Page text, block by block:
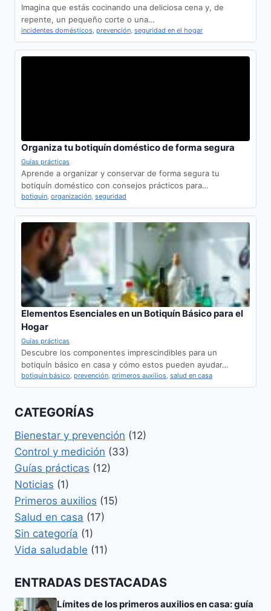
Imagina que estás cocinando una deliciosa cena y, de
repente, un pequeño corte o una…
incidentes domésticos, prevención, seguridad en el hogar
Organiza tu botiquín doméstico de forma segura
Guías prácticas
Aprende a organizar y conservar de forma segura tu
botiquín doméstico con consejos prácticos para…
botiquín, organización, seguridad
Elementos Esenciales en un Botiquín Básico para el
Hogar
Guías prácticas
Descubre los componentes imprescindibles para un
botiquín básico en casa y cómo estos pueden ayudar…
botiquín básico, prevención, primeros auxilios, salud en casa
CATEGORÍAS
Bienestar y prevención (12)
Control y medición (33)
Guías prácticas (12)
Noticias (1)
Primeros auxilios (15)
Salud en casa (17)
Sin categoría (1)
Vida saludable (11)
ENTRADAS DESTACADAS
Límites de los primeros auxilios en casa: guía